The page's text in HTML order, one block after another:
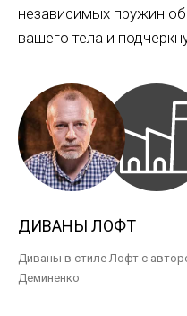
независимых пружин
вашего тела и
ДИВАНЫ ЛОФТ
Диваны в стиле Лофт с
Деминенко